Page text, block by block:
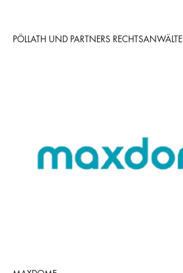
PÖLLATH UND PARTNERS RECHTSANWÄLTE